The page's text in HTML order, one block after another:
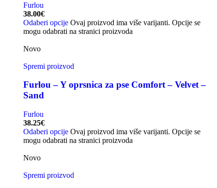
Furlou
38.00€
Odaberi opcije Ovaj proizvod ima više varijanti. Opcije se
mogu odabrati na stranici proizvoda
Novo
Spremi proizvod
Furlou – Y oprsnica za pse Comfort – Velvet –
Sand
Furlou
38.25€
Odaberi opcije Ovaj proizvod ima više varijanti. Opcije se
mogu odabrati na stranici proizvoda
Novo
Spremi proizvod